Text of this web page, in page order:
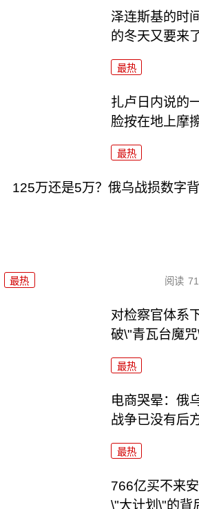
泽连斯基的时
的冬天又要来
最热
扎卢日内说的
脸按在地上摩
最热
125万还是5万？俄乌战损数字
最热 阅读
对检察官体系
破\"青瓦台魔
最热
电商哭晕：俄
战争已没有后
最热
766亿买不来
\"大计划\"的背